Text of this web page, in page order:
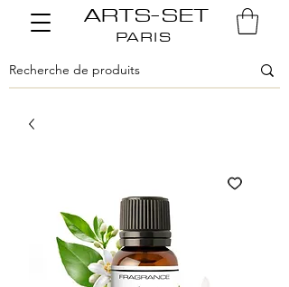
ARTS-SET
PARIS